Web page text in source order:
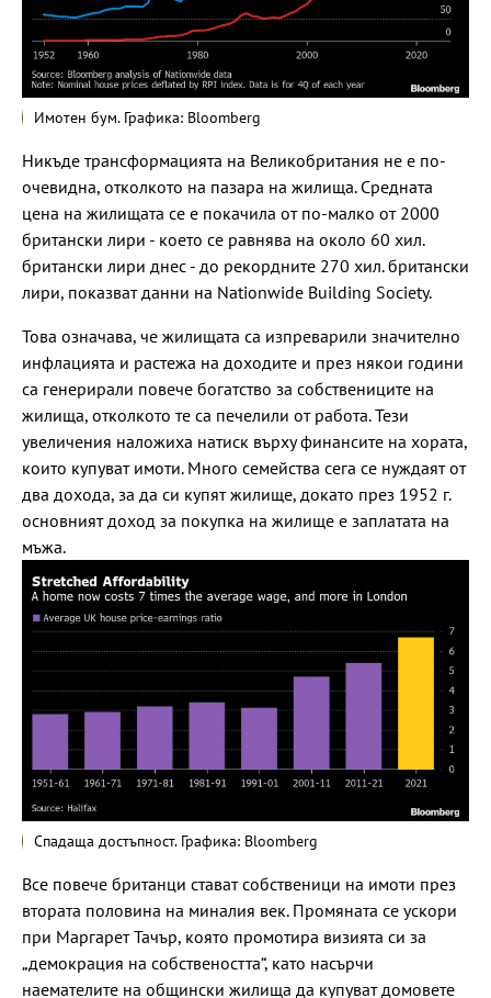
Имотен бум. Графика: Bloomberg
Никъде трансформацията на Великобритания не е по-
очевидна, отколкото на пазара на жилища. Средната
цена на жилищата се е покачила от по-малко от 2000
британски лири - което се равнява на около 60 хил.
британски лири днес - до рекордните 270 хил. британски
лири, показват данни на Nationwide Building Society.
Това означава, че жилищата са изпреварили значително
инфлацията и растежа на доходите и през някои години
са генерирали повече богатство за собствениците на
жилища, отколкото те са печелили от работа. Тези
увеличения наложиха натиск върху финансите на хората,
които купуват имоти. Много семейства сега се нуждаят от
два дохода, за да си купят жилище, докато през 1952 г.
основният доход за покупка на жилище е заплатата на
мъжа.
Спадаща достъпност. Графика: Bloomberg
Все повече британци стават собственици на имоти през
втората половина на миналия век. Промяната се ускори
при Маргарет Тачър, която промотира визията си за
„демокрация на собствеността“, като насърчи
наемателите на общински жилища да купуват домовете